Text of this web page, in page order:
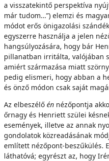
a visszatekintő perspektíva
már tudom…”) elemzi és
módot erős önigazolási
egyszerre használja a jelen
hangsúlyozására, hogy bár
pillanatban irritálta, valójában
amiért származása miatt
pedig elismeri, hogy abban a
és önző módon csak saját
Az elbeszélő én nézőpontja
őrnagy és Henriett szülei
események, illetve az annak
gondolatok közreadásának
említett nézőpont-beszűkülés.
láthatóvá; egyrészt az, hogy